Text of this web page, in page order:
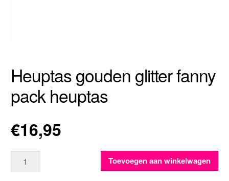
Heuptas gouden glitter fanny
pack heuptas
€16,95
Aantal Toevoegen aan winkelwagen